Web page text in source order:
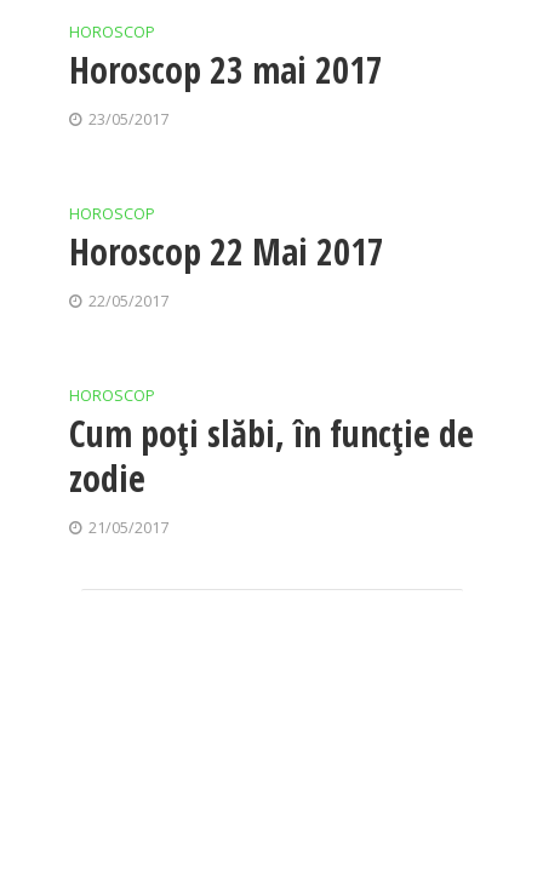
HOROSCOP
Horoscop 23 mai 2017
23/05/2017
HOROSCOP
Horoscop 22 Mai 2017
22/05/2017
HOROSCOP
Cum poți slăbi, în funcție de
zodie
21/05/2017